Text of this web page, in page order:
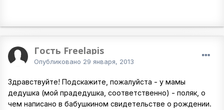
Гость Freelapis
Опубликовано 29 января, 2013
Здравствуйте! Подскажите, пожалуйста - у мамы
дедушка (мой прадедушка, соответственно) - поляк, о
чем написано в бабушкином свидетельстве о рождении.